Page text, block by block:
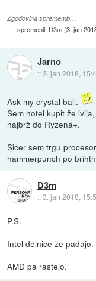
Zgodovina sprememb…
spremenil: D3m(3. jan
Jarno
::3. jan 2018,
Ask my crystal ball.
Sem hotel kupit že
najbrž do Ryzena+.
Sicer sem trgu
hammerpunch po
D3m
::3. jan 2018,
P.S.
Intel delnice že padajo.
AMD pa rastejo.